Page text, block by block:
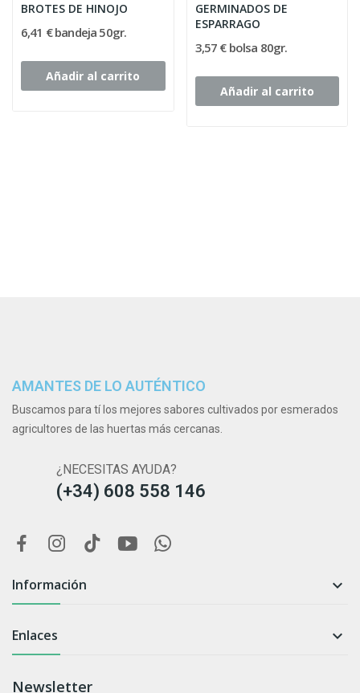
BROTES DE HINOJO
6,41 € bandeja 50gr.
Añadir al carrito
GERMINADOS DE
ESPARRAGO
3,57 € bolsa 80gr.
Añadir al carrito
AMANTES DE LO AUTÉNTICO
Buscamos para tí los mejores sabores cultivados por esmerados
agricultores de las huertas más cercanas.
¿NECESITAS AYUDA?
(+34) 608 558 146
Información 
Enlaces 
Newsletter